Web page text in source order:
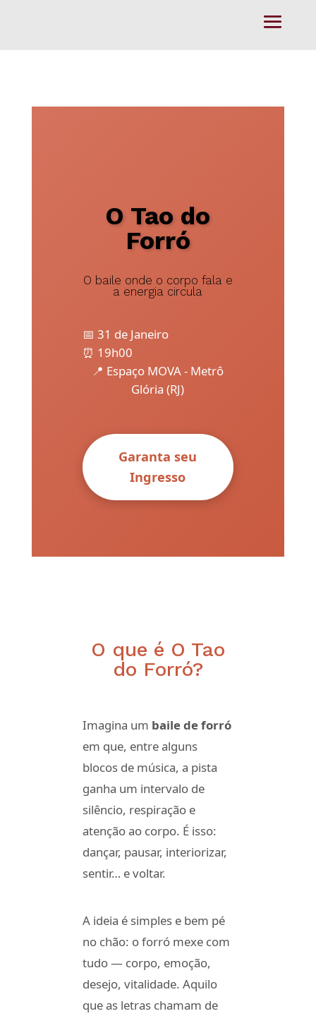
O Tao do
Forró
O baile onde o corpo fala e
a energia circula
📅 31 de Janeiro
⏰ 19h00
📍 Espaço MOVA - Metrô
Glória (RJ)
Garanta seu
Ingresso
O que é O Tao
do Forró?
Imagina um baile de forró
em que, entre alguns
blocos de música, a pista
ganha um intervalo de
silêncio, respiração e
atenção ao corpo. É isso:
dançar, pausar, interiorizar,
sentir… e voltar.
A ideia é simples e bem pé
no chão: o forró mexe com
tudo — corpo, emoção,
desejo, vitalidade. Aquilo
que as letras chamam de